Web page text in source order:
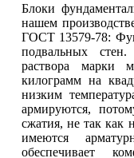
Блоки
нашем
ГОСТ 13579-78:
подвальных
раствора марки
килограмм на
низким
армируются,
сжатия, не так
имеются
обеспечивает